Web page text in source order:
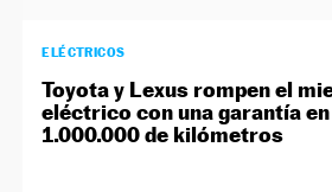
ELÉCTRICOS
Toyota y Lexus rompen el
eléctrico con una garantía
1.000.000 de kilómetros